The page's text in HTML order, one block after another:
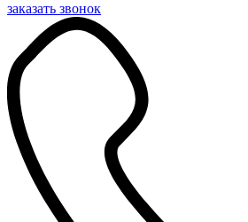
заказать звонок